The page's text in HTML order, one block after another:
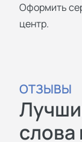
Оформить
центр.
ОТЗЫВЫ
слова